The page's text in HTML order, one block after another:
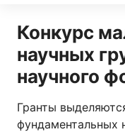
Конкурс
научных
научного
Гранты
фундаментальных